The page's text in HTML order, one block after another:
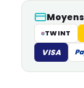
TWINT
VISA